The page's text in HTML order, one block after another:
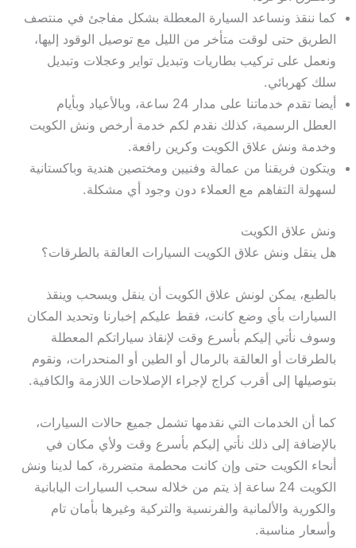
كما ننقذ ونساعد السيارة المعطلة بشكل مفاجئ في منتصف
الطريق حتى لوقت متأخر من الليل مع توصيل الوقود إليها،
ونعمل على تركيب بطاريات وتبديل تواير وعجلات وتبديل
سلك كهربائي.
أيضا تقدم خدماتنا على مدار 24 ساعة، وبالأعياد وبأيام
العطل الرسمية، كذلك نقدم لكم خدمة أرخص ونش الكويت
وخدمة ونش علاق الكويت وكرين رافعة.
ويتكون فريقنا من عمالة وفنيين ومختصين هندية وباكستانية
لسهولة التفاهم مع العملاء دون وجود أي مشكلة.
ونش علاق الكويت
هل ينقل ونش علاق الكويت السيارات العالقة بالطرقات؟
بالطبع، يمكن لونش علاق الكويت أن ينقل ويسحب وينقذ
السيارات بأي وضع كانت، فقط عليكم إخبارنا وتحديد المكان
وسوف نأتي إليكم بأسرع وقت لإنقاذ سياراتكم المعطلة
بالطرقات أو العالقة بالرمال أو الطين أو المنحدرات، ونقوم
بتوصيلها إلى أقرب كراج لإجراء الإصلاحات اللازمة والكافية.
كما أن الخدمات التي نقدمها تشمل جميع حالات السيارات،
بالإضافة إلى ذلك نأتي إليكم بأسرع وقت ولأي مكان في
أنحاء الكويت حتى وإن كانت محطمة متضررة، كما لدينا ونش
الكويت 24 ساعة إذ يتم من خلاله سحب السيارات اليابانية
والكورية والألمانية والفرنسية والتركية وغيرها بأمان تام
وأسعار مناسبة.